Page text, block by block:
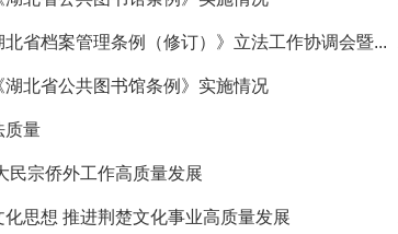
省档案管理条例（修订）》立法工作协调会暨...
北省公共图书馆条例》实施情况
质量
民宗侨外工作高质量发展
思想 推进荆楚文化事业高质量发展